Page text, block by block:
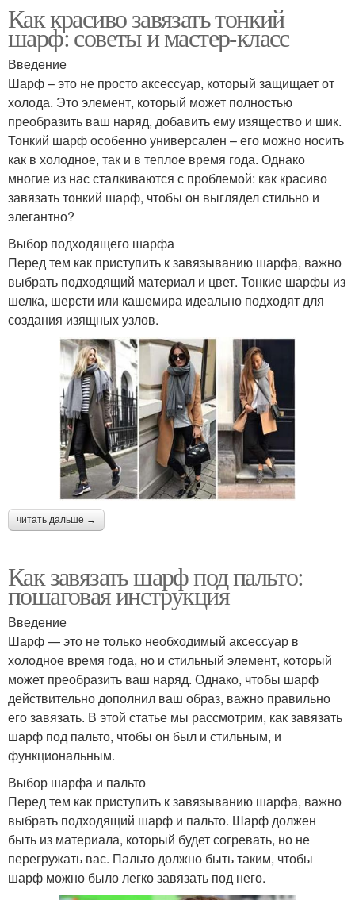
Как красиво завязать тонкий
шарф: советы и мастер-класс
Введение
Шарф – это не просто аксессуар, который защищает от
холода. Это элемент, который может полностью
преобразить ваш наряд, добавить ему изящество и шик.
Тонкий шарф особенно универсален – его можно носить
как в холодное, так и в теплое время года. Однако
многие из нас сталкиваются с проблемой: как красиво
завязать тонкий шарф, чтобы он выглядел стильно и
элегантно?
Выбор подходящего шарфа
Перед тем как приступить к завязыванию шарфа, важно
выбрать подходящий материал и цвет. Тонкие шарфы из
шелка, шерсти или кашемира идеально подходят для
создания изящных узлов.
читать дальше →
Как завязать шарф под пальто:
пошаговая инструкция
Введение
Шарф — это не только необходимый аксессуар в
холодное время года, но и стильный элемент, который
может преобразить ваш наряд. Однако, чтобы шарф
действительно дополнил ваш образ, важно правильно
его завязать. В этой статье мы рассмотрим, как завязать
шарф под пальто, чтобы он был и стильным, и
функциональным.
Выбор шарфа и пальто
Перед тем как приступить к завязыванию шарфа, важно
выбрать подходящий шарф и пальто. Шарф должен
быть из материала, который будет согревать, но не
перегружать вас. Пальто должно быть таким, чтобы
шарф можно было легко завязать под него.